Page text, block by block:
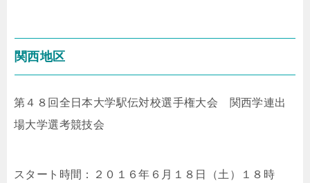
関西地区
第４８回全日本大学駅伝対校選手権大会 関西学連出
場大学選考競技会
スタート時間：２０１６年６月１８日（土）１８時